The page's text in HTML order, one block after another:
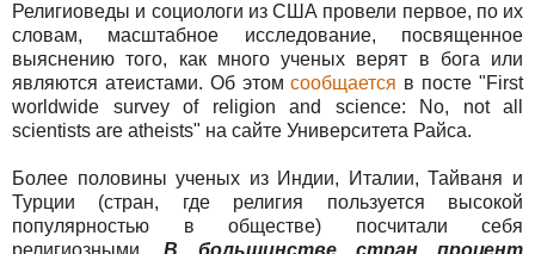
Религиоведы и социологи из США провели первое, по их
словам, масштабное исследование, посвященное
выяснению того, как много ученых верят в бога или
являются атеистами. Об этомсообщается в посте "First
worldwide survey of religion and science: No, not all
scientists are atheists" на сайте Университета Райса.
Более половины ученых из Индии, Италии, Тайваня и
Турции (стран, где религия пользуется высокой
популярностью в обществе) посчитали себя
религиозными.В большинстве стран процент